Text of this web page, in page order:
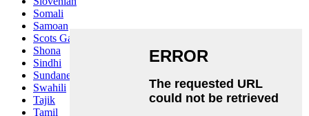
Somali
Samoan
Scots Gaelic
Shona
Sindhi
Sundanese
Swahili
Tajik
Tamil